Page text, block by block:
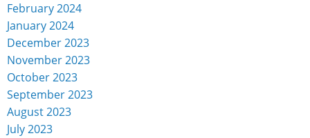
February 2024
January 2024
December 2023
November 2023
October 2023
September 2023
August 2023
July 2023